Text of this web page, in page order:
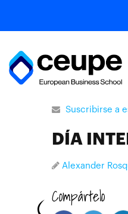
Suscribirse a
DÍA
Alexander
Compártelo